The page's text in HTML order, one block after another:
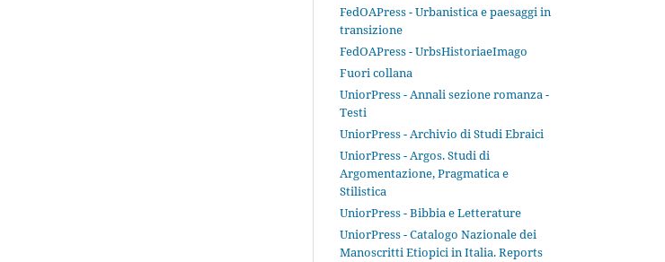
FedOAPress - Urbanistica e paesaggi in
transizione
FedOAPress - UrbsHistoriaeImago
Fuori collana
UniorPress - Annali sezione romanza -
Testi
UniorPress - Archivio di Studi Ebraici
UniorPress - Argos. Studi di
Argomentazione, Pragmatica e
Stilistica
UniorPress - Bibbia e Letterature
UniorPress - Catalogo Nazionale dei
Manoscritti Etiopici in Italia. Reports